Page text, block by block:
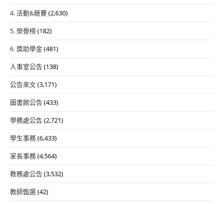
4. 活動&競賽(2,630)
5. 榮譽榜(182)
6. 獎助學金(481)
人事室公告(138)
公告來文(3,171)
圖書館公告(433)
學務處公告(2,721)
學生事務(6,433)
家長事務(4,564)
教務處公告(3,532)
教師甄選(42)